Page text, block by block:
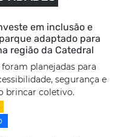
em inclusão e
adaptado para
região da Catedral
planejadas para
segurança e
brincar coletivo.